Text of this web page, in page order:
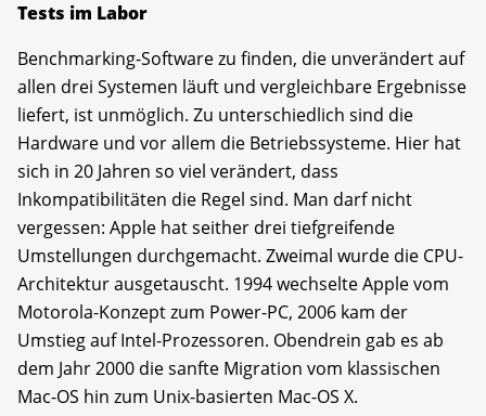
Tests im Labor
Benchmarking-Software zu finden, die unverändert auf
allen drei Systemen läuft und vergleichbare Ergebnisse
liefert, ist unmöglich. Zu unterschiedlich sind die
Hardware und vor allem die Betriebssysteme. Hier hat
sich in 20 Jahren so viel verändert, dass
Inkompatibilitäten die Regel sind. Man darf nicht
vergessen: Apple hat seither drei tiefgreifende
Umstellungen durchgemacht. Zweimal wurde die CPU-
Architektur ausgetauscht. 1994 wechselte Apple vom
Motorola-Konzept zum Power-PC, 2006 kam der
Umstieg auf Intel-Prozessoren. Obendrein gab es ab
dem Jahr 2000 die sanfte Migration vom klassischen
Mac-OS hin zum Unix-basierten Mac-OS X.